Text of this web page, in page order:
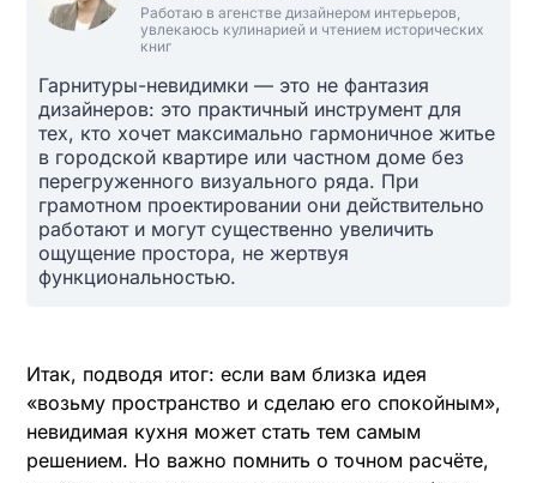
Работаю в агенстве дизайнером интерьеров,
увлекаюсь кулинарией и чтением исторических
книг
Гарнитуры-невидимки — это не фантазия
дизайнеров: это практичный инструмент для
тех, кто хочет максимально гармоничное житье
в городской квартире или частном доме без
перегруженного визуального ряда. При
грамотном проектировании они действительно
работают и могут существенно увеличить
ощущение простора, не жертвуя
функциональностью.
Итак, подводя итог: если вам близка идея
«возьму пространство и сделаю его спокойным»,
невидимая кухня может стать тем самым
решением. Но важно помнить о точном расчёте,